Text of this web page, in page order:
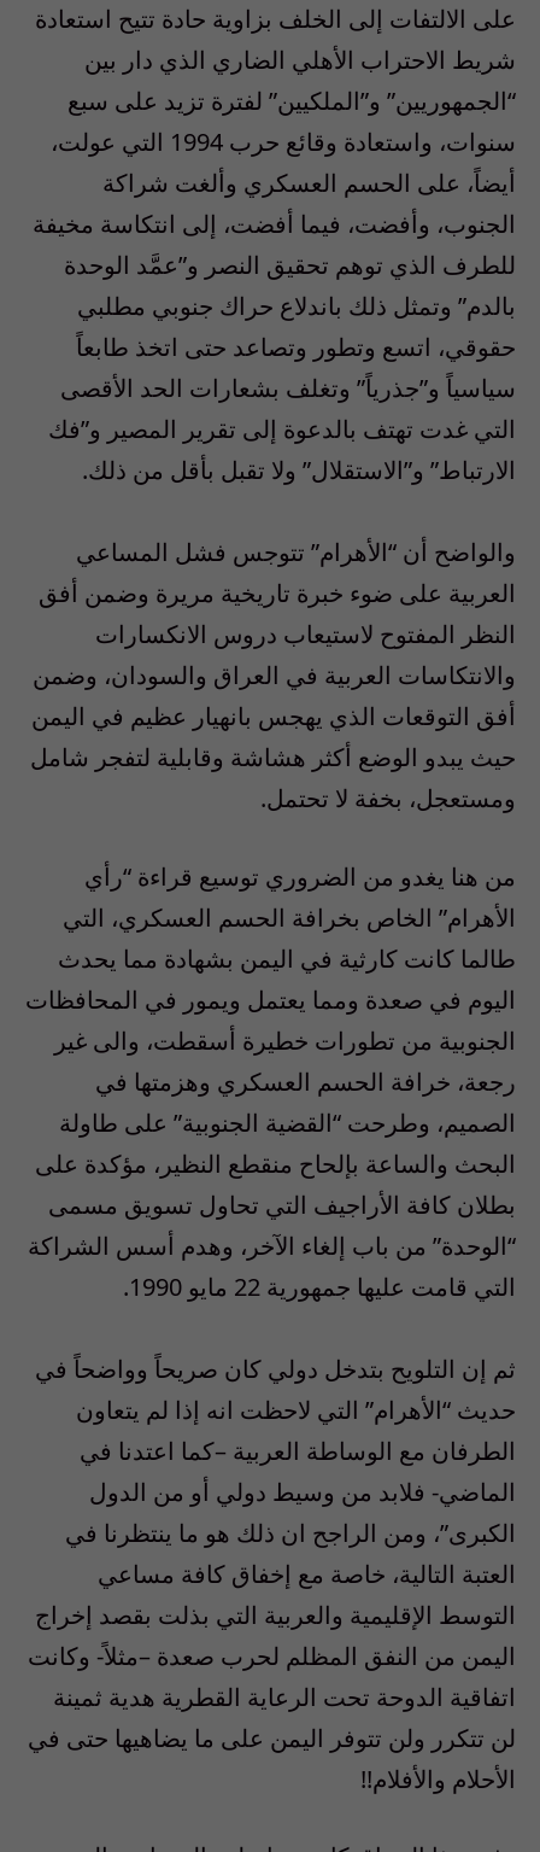
على الالتفات إلى الخلف بزاوية حادة تتيح استعادة
شريط الاحتراب الأهلي الضاري الذي دار بين
“الجمهوريين” و”الملكيين” لفترة تزيد على سبع
سنوات، واستعادة وقائع حرب 1994 التي عولت،
أيضاً، على الحسم العسكري وألغت شراكة
الجنوب، وأفضت، فيما أفضت، إلى انتكاسة مخيفة
للطرف الذي توهم تحقيق النصر و”عمَّد الوحدة
بالدم” وتمثل ذلك باندلاع حراك جنوبي مطلبي
حقوقي، اتسع وتطور وتصاعد حتى اتخذ طابعاً
سياسياً و”جذرياً” وتغلف بشعارات الحد الأقصى
التي غدت تهتف بالدعوة إلى تقرير المصير و”فك
الارتباط” و”الاستقلال” ولا تقبل بأقل من ذلك.
والواضح أن “الأهرام” تتوجس فشل المساعي
العربية على ضوء خبرة تاريخية مريرة وضمن أفق
النظر المفتوح لاستيعاب دروس الانكسارات
والانتكاسات العربية في العراق والسودان، وضمن
أفق التوقعات الذي يهجس بانهيار عظيم في اليمن
حيث يبدو الوضع أكثر هشاشة وقابلية لتفجر شامل
ومستعجل، بخفة لا تحتمل.
من هنا يغدو من الضروري توسيع قراءة “رأي
الأهرام” الخاص بخرافة الحسم العسكري، التي
طالما كانت كارثية في اليمن بشهادة مما يحدث
اليوم في صعدة ومما يعتمل ويمور في المحافظات
الجنوبية من تطورات خطيرة أسقطت، والى غير
رجعة، خرافة الحسم العسكري وهزمتها في
الصميم، وطرحت “القضية الجنوبية” على طاولة
البحث والساعة بإلحاح منقطع النظير، مؤكدة على
بطلان كافة الأراجيف التي تحاول تسويق مسمى
“الوحدة” من باب إلغاء الآخر، وهدم أسس الشراكة
التي قامت عليها جمهورية 22 مايو 1990.
ثم إن التلويح بتدخل دولي كان صريحاً وواضحاً في
حديث “الأهرام” التي لاحظت انه إذا لم يتعاون
الطرفان مع الوساطة العربية –كما اعتدنا في
الماضي- فلابد من وسيط دولي أو من الدول
الكبرى”، ومن الراجح ان ذلك هو ما ينتظرنا في
العتبة التالية، خاصة مع إخفاق كافة مساعي
التوسط الإقليمية والعربية التي بذلت بقصد إخراج
اليمن من النفق المظلم لحرب صعدة –مثلاً- وكانت
اتفاقية الدوحة تحت الرعاية القطرية هدية ثمينة
لن تتكرر ولن تتوفر اليمن على ما يضاهيها حتى في
الأحلام والأفلام!!